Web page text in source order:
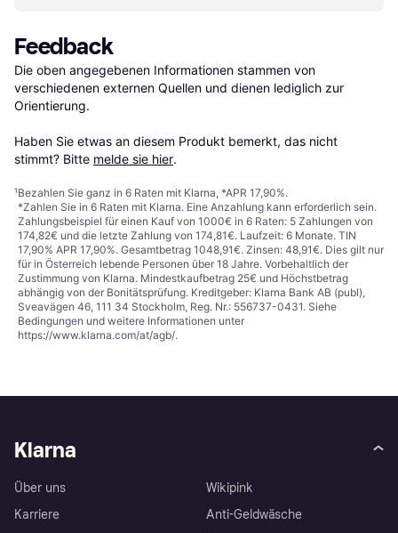
Feedback
Die oben angegebenen Informationen stammen von
verschiedenen externen Quellen und dienen lediglich zur
Orientierung.
Haben Sie etwas an diesem Produkt bemerkt, das nicht
stimmt? Bitte melde sie hier.
¹Bezahlen Sie ganz in 6 Raten mit Klarna, *APR 17,90%.
*Zahlen Sie in 6 Raten mit Klarna. Eine Anzahlung kann erforderlich sein.
Zahlungsbeispiel für einen Kauf von 1000€ in 6 Raten: 5 Zahlungen von
174,82€ und die letzte Zahlung von 174,81€. Laufzeit: 6 Monate. TIN
17,90% APR 17,90%. Gesamtbetrag 1048,91€. Zinsen: 48,91€. Dies gilt nur
für in Österreich lebende Personen über 18 Jahre. Vorbehaltlich der
Zustimmung von Klarna. Mindestkaufbetrag 25€ und Höchstbetrag
abhängig von der Bonitätsprüfung. Kreditgeber: Klarna Bank AB (publ),
Sveavägen 46, 111 34 Stockholm, Reg. Nr.: 556737-0431. Siehe
Bedingungen und weitere Informationen unter
https://www.klarna.com/at/agb/.
Klarna
Über uns
Karriere
Wikipink
Anti-Geldwäsche